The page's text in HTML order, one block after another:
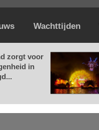
Wachttijden
zorgt voor
in